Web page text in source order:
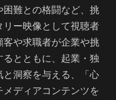
難との格闘など、挑
ー映像として視聴者
や求職者が企業や挑
とともに、起業・独
洞察を与える、「心
ディアコンテンツを